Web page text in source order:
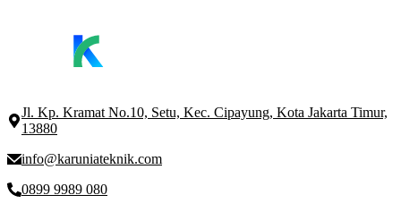
Jl. Kp. Kramat No.10, Setu, Kec. Cipayung, Kota Jakarta Timur,
13880
info@karuniateknik.com
0899 9989 080